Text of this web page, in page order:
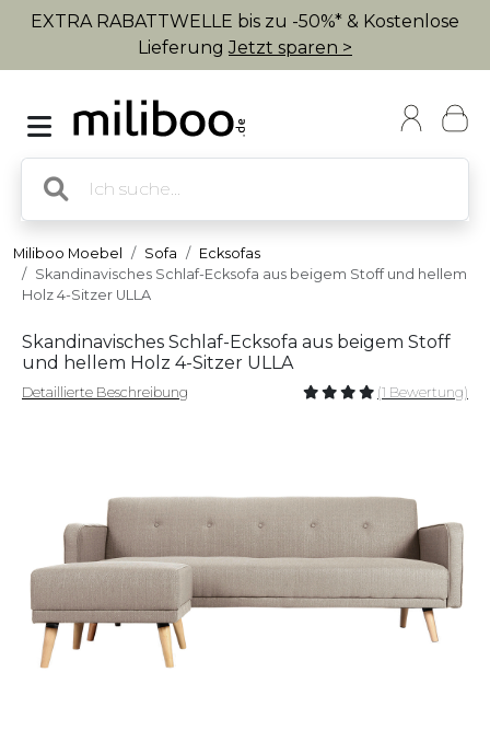
EXTRA RABATTWELLE bis zu -50%* & Kostenlose
LieferungJetzt sparen >
Miliboo Moebel Sofa
Ecksofas
Skandinavisches Schlaf-Ecksofa aus beigem Stoff und hellem
Holz 4-Sitzer ULLA
Skandinavisches Schlaf-Ecksofa aus beigem Stoff
und hellem Holz 4-Sitzer ULLA
Detaillierte Beschreibung (1 Bewertung)